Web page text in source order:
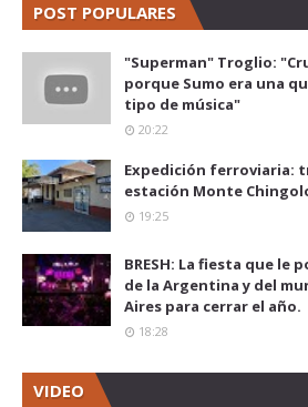
POST POPULARES
"Superman" Troglio:
porque Sumo era una
tipo de música"
20:22
Expedición ferroviaria:
estación Monte
19:25
BRESH: La fiesta que le
de la Argentina y del
Aires para cerrar el año.
18:28
VIDEO